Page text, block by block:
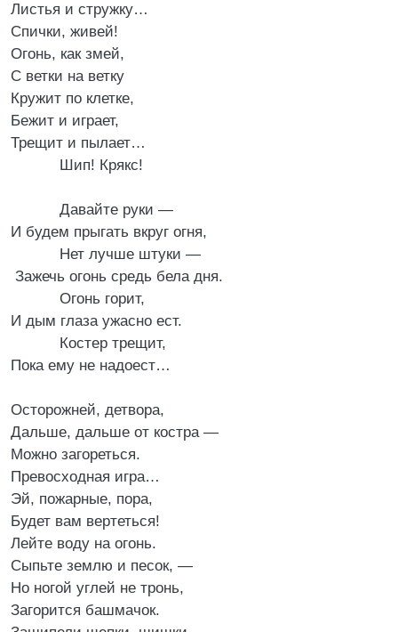
Листья и стружку…
Спички, живей!
Огонь, как змей,
С ветки на ветку
Кружит по клетке,
Бежит и играет,
Трещит и пылает…
Шип! Крякс!
Давайте руки —
И будем прыгать вкруг огня,
Нет лучше штуки —
Зажечь огонь средь бела дня.
Огонь горит,
И дым глаза ужасно ест.
Костер трещит,
Пока ему не надоест…
Осторожней, детвора,
Дальше, дальше от костра —
Можно загореться.
Превосходная игра…
Эй, пожарные, пора,
Будет вам вертеться!
Лейте воду на огонь.
Сыпьте землю и песок, —
Но ногой углей не тронь,
Загорится башмачок.